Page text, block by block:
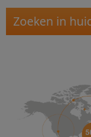
Zoeken in